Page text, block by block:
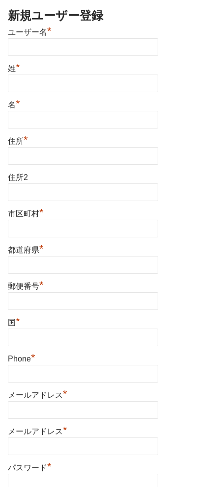
新規ユーザー登録
ユーザー名*
姓*
名*
住所*
住所2
市区町村*
都道府県*
郵便番号*
国*
Phone*
メールアドレス*
メールアドレス*
パスワード*